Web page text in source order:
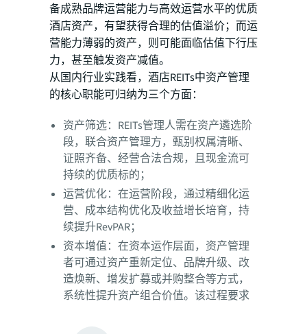
备成熟品牌运营能力与高效运营水平的优质
酒店资产，有望获得合理的估值溢价；而运
营能力薄弱的资产，则可能面临估值下行压
力，甚至触发资产减值。
从国内行业实践看，酒店REITs中资产管理
的核心职能可归纳为三个方面：
资产筛选：REITs管理人需在资产遴选阶
段，联合资产管理方，甄别权属清晰、
证照齐备、经营合法合规，且现金流可
持续的优质标的；
运营优化：在运营阶段，通过精细化运
营、成本结构优化及收益增长培育，持
续提升RevPAR；
资本增值：在资本运作层面，资产管理
者可通过资产重新定位、品牌升级、改
造焕新、增发扩募或并购整合等方式，
系统性提升资产组合价值。该过程要求